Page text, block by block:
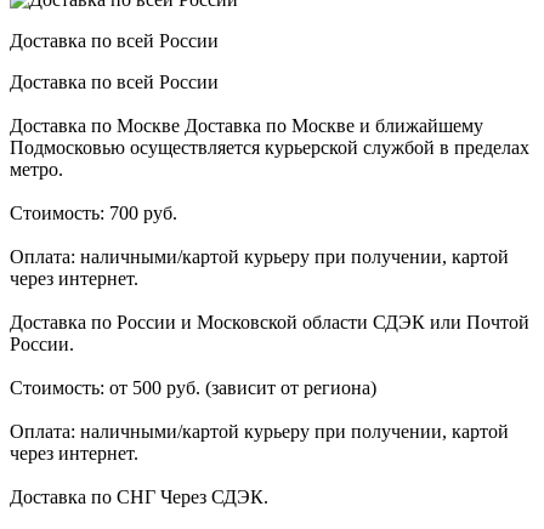
Доставка по всей России
Доставка по всей России
Доставка по Москве Доставка по Москве и ближайшему
Подмосковью осуществляется курьерской службой в пределах
метро.
Стоимость: 700 руб.
Оплата: наличными/картой курьеру при получении, картой
через интернет.
Доставка по России и Московской области СДЭК или Почтой
России.
Стоимость: от 500 руб. (зависит от региона)
Оплата: наличными/картой курьеру при получении, картой
через интернет.
Доставка по СНГ Через СДЭК.